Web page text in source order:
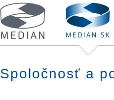
Spoločnosť a